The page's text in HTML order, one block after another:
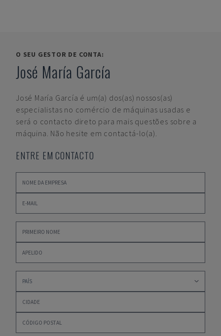
O SEU GESTOR DE CONTA:
José María García
José María García é um(a) dos(as) nossos(as)
especialistas no comércio de máquinas usadas e
será o contacto direto para mais questões sobre a
máquina. Não hesite em contactá-lo(a).
ENTRE EM CONTACTO